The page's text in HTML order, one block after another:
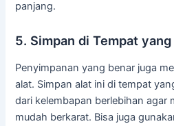
panjang.
5. Simpan di Tempat
Penyimpanan yang benar juga
alat. Simpan alat ini di tempat
dari kelembapan berlebihan agar
mudah berkarat. Bisa juga